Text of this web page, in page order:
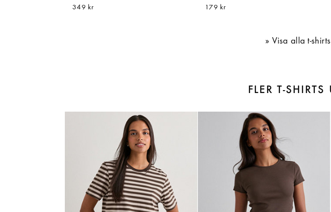
349 kr
179 kr
Visa alla t-
FLER T-